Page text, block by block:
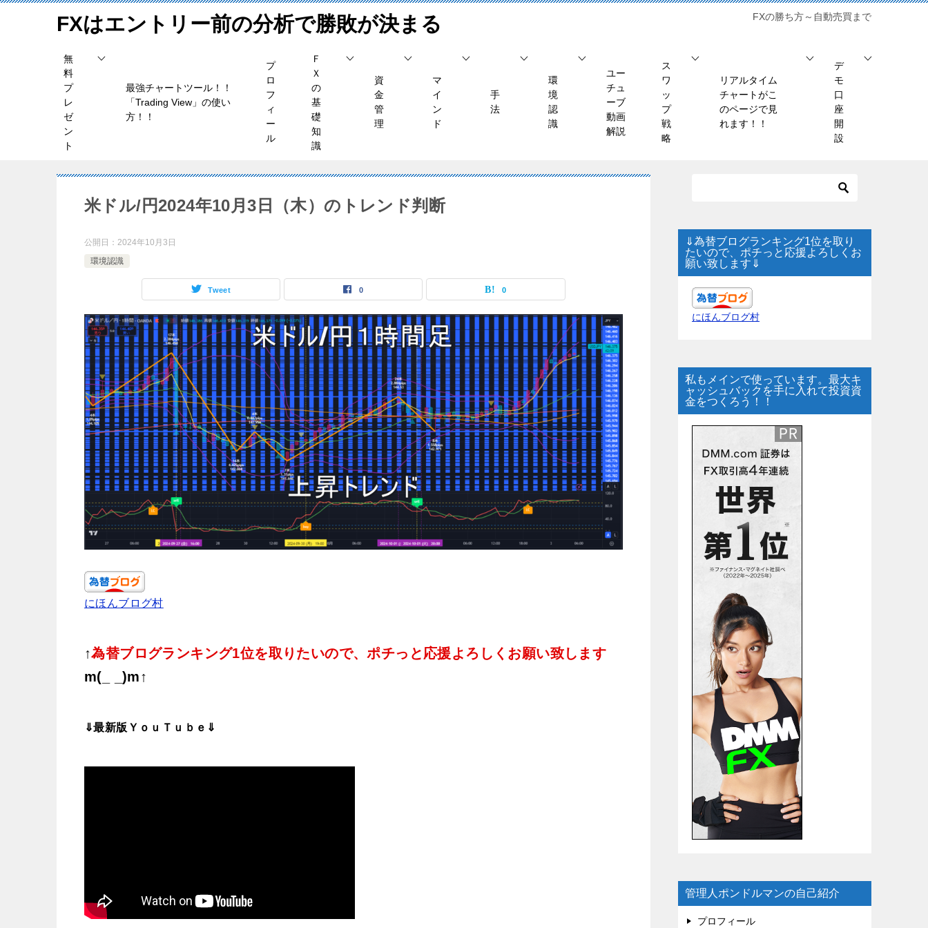
FXはエントリー前の分析で勝敗が決まる FXの勝ち方～自動売買まで
無
料
プ
レ
ゼ
ン
ト
最強チャートツール！！
「Trading View」の使い
方！！
プ
ロ
フ
ィ
ー
ル
Ｆ
Ｘ
の
基
礎
知
識
資
金
管
理
マ
イ
ン
ド
手
法
環
境
認
識
ユー
チュ
ーブ
動画
解説
ス
ワ
ッ
プ
戦
略
リアルタイム
チャートがこ
のページで見
れます！！
デ
モ
口
座
開
設
米ドル/円2024年10月3日（木）のトレンド判断
公開日： 2024年10月3日
環境認識
Tweet 0 0
にほんブログ村
↑為替ブログランキング1位を取りたいので、ポチっと応援よろしくお願い致します
m(_ _)m↑
⇓最新版ＹｏｕＴｕｂｅ⇓
⇓為替ブログランキング1位を取り
たいので、ポチっと応援よろしくお
願い致します⇓
にほんブログ村
私もメインで使っています。最大キ
ャッシュバックを手に入れて投資資
金をつくろう！！
管理人ポンドルマンの自己紹介
プロフィール